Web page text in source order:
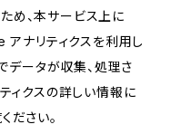
め、本サービス上に
ナリティクスを利用し
データが収集、処理さ
ィクスの詳しい情報に
ださい。